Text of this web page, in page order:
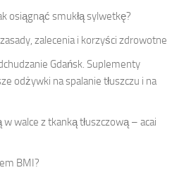
osiągnąć smukłą sylwetkę?
zalecenia i korzyści zdrowotne
Gdańsk. Suplementy
odżywki na spalanie tłuszczu i na
walce z tkanką tłuszczową – acai
BMI?